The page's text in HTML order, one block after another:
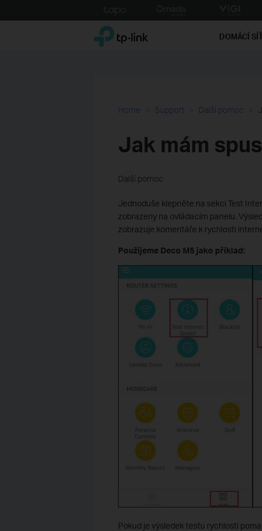
to
TP-Link, Reliably Smart DOMÁCÍ
Home Support Další pomoc
Jak mám
Další pomoc
Jednoduše klepněte na sekci Test
zobrazeny na ovládacím panelu.
zobrazuje komentáře k rychlosti
Použijeme Deco M5 jako příklad:
Pokud je výsledek testu rychlosti